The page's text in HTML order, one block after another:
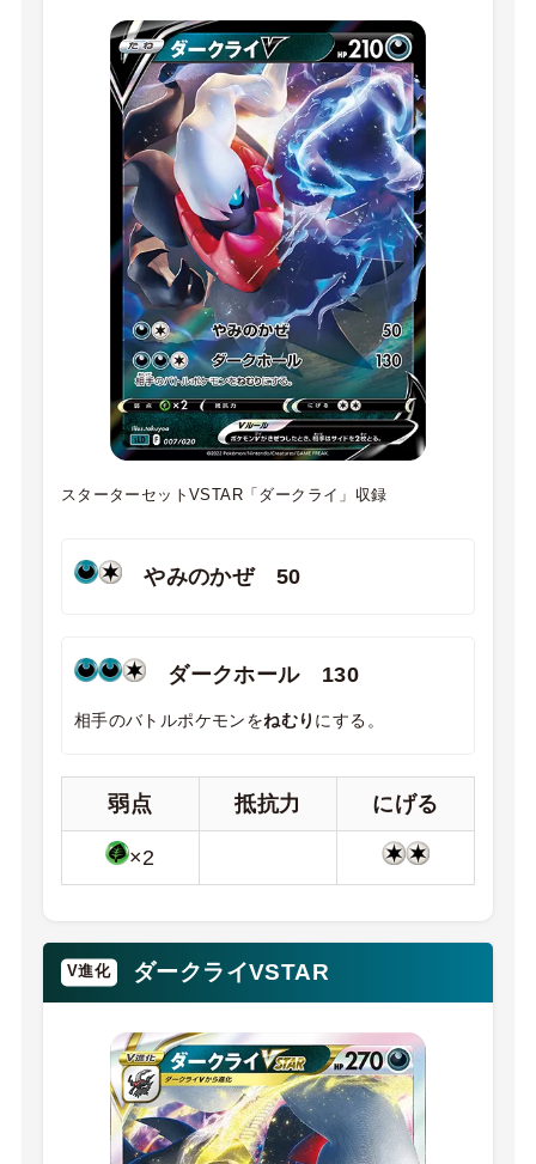
スターターセットVSTAR「ダークライ」収録
やみのかぜ 50
ダークホール 130
相手のバトルポケモンをねむり にする。
弱点 抵抗力 にげる
×2
ダークライVSTAR